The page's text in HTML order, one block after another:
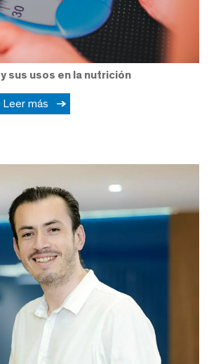
sus usos en la nutrición
Leer más